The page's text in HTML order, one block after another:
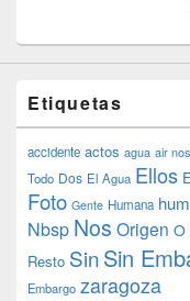
Etiquetas
accidente actos agua air
Todo Dos El Agua Ellos
Foto Gente Humana
Nbsp Nos Origen O
Resto SinSin
Embargo zaragoza